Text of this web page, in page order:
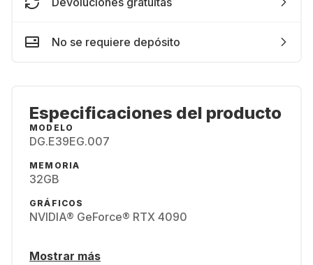
No se requiere depósito
Especificaciones del producto
MODELO
DG.E39EG.007
MEMORIA
32GB
GRÁFICOS
NVIDIA® GeForce® RTX 4090
Mostrar más